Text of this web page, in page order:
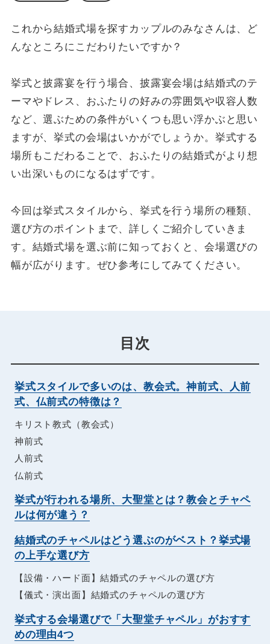
これから結婚式場を探すカップルのみなさんは、ど
んなところにこだわりたいですか？
挙式と披露宴を行う場合、披露宴会場は結婚式のテ
ーマやドレス、おふたりの好みの雰囲気や収容人数
など、選ぶための条件がいくつも思い浮かぶと思い
ますが、挙式の会場はいかがでしょうか。挙式する
場所もこだわることで、おふたりの結婚式がより想
い出深いものになるはずです。
今回は挙式スタイルから、挙式を行う場所の種類、
選び方のポイントまで、詳しくご紹介していきま
す。結婚式場を選ぶ前に知っておくと、会場選びの
幅が広がります。ぜひ参考にしてみてください。
目次
挙式スタイルで多いのは、教会式。神前式、人前
式、仏前式の特徴は？
キリスト教式（教会式）
神前式
人前式
仏前式
挙式が行われる場所、大聖堂とは？教会とチャペ
ルは何が違う？
結婚式のチャペルはどう選ぶのがベスト？挙式場
の上手な選び方
【設備・ハード面】結婚式のチャペルの選び方
【儀式・演出面】結婚式のチャペルの選び方
挙式する会場選びで「大聖堂チャペル」がおすす
めの理由4つ